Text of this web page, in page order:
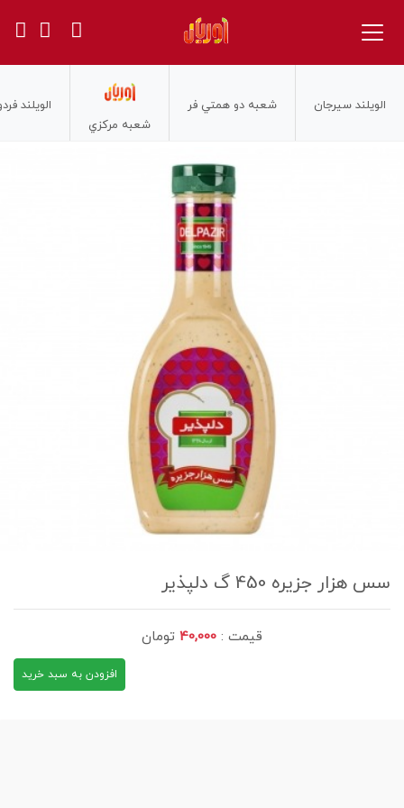
الويلند سيرجان
شعبه دو همتي فر
شعبه مركزي
الويلند
سس هزار جزیره 450 گ دلپذیر
قیمت : 40,000 تومان
افزودن به سبد خرید